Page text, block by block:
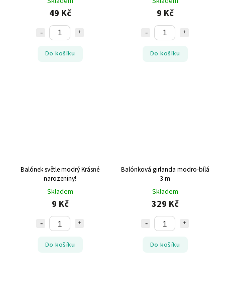
49 Kč
Do košíku
9 Kč
Do košíku
Balónek světle modrý Krásné
narozeniny!
Skladem
9 Kč
Do košíku
Balónková girlanda modro-bílá
3 m
Skladem
329 Kč
Do košíku